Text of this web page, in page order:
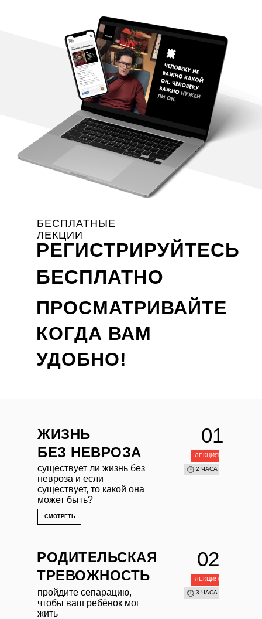
ЛЕКЦИЯ
2 ЧАСА
3 ЧАСА
ЛЕКЦИЯ
РЕГИСТРИРУЙТЕСЬ
БЕСПЛАТНО
ПРОСМАТРИВАЙТЕ
КОГДА ВАМ
УДОБНО!
БЕСПЛАТНЫЕ
ЛЕКЦИИ
02
ЖИЗНЬ
БЕЗ НЕВРОЗА
существует ли жизнь без
невроза и если
существует, то какой она
может быть?
РОДИТЕЛЬСКАЯ
ТРЕВОЖНОСТЬ
пройдите сепарацию,
чтобы ваш ребёнок мог
жить
СМОТРЕТЬ
01